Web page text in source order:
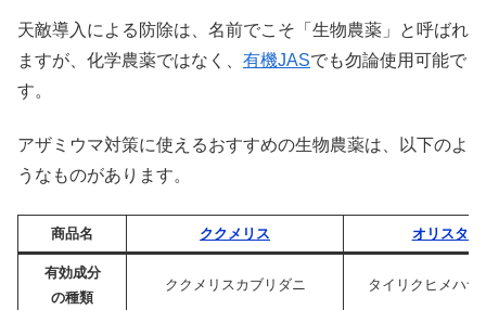
天敵導入による防除は、名前でこそ「生物農薬」と呼ばれ
ますが、化学農薬ではなく、 有機JASでも勿論使用可能で
す。
アザミウマ対策に使えるおすすめの生物農薬は、以下のよ
うなものがあります。
商品名 ククメリス オリスター
有効成分
の種類
ククメリスカブリダニ タイリクヒメハナ